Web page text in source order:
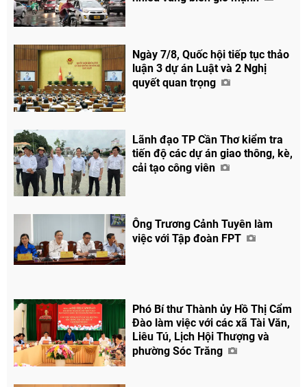
Ngày 7/8, Quốc hội tiếp tục thảo
luận 3 dự án Luật và 2 Nghị
quyết quan trọng
Lãnh đạo TP Cần Thơ kiểm tra
tiến độ các dự án giao thông, kè,
cải tạo công viên
Ông Trương Cảnh Tuyên làm
việc với Tập đoàn FPT
Phó Bí thư Thành ủy Hồ Thị Cẩm
Đào làm việc với các xã Tài Văn,
Liêu Tú, Lịch Hội Thượng và
phường Sóc Trăng